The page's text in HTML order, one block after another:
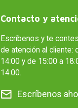
Contacto y
Escríbenos y te
de atención al cliente:
14:00 y de 15:00 a
14:00.
Escríbenos